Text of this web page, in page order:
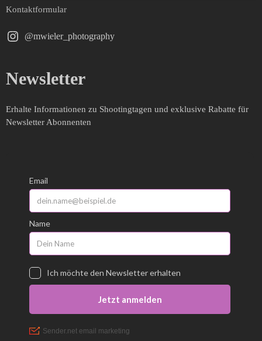
Kontaktformular
@mwieler_photography
Newsletter
Erhalte Informationen zu Shootingtagen und exklusive Rabatte für
Newsletter Abonnenten